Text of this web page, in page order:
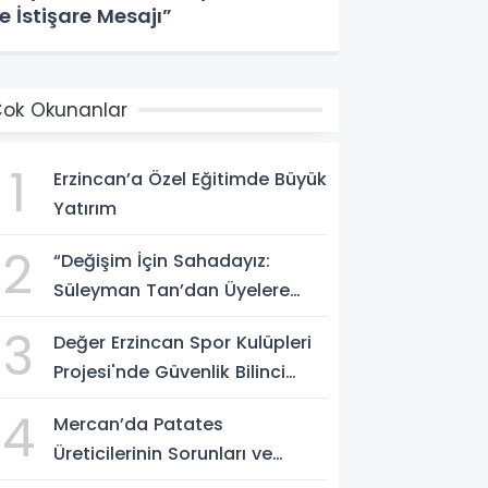
İstişare Mesajı”
Okunanlar
1
Erzincan’a Özel Eğitimde Büyük
Yatırım
2
“Değişim İçin Sahadayız:
Süleyman Tan’dan Üyelere
3
Değer Erzincan Spor Kulüpleri
Projesi'nde Güvenlik Bilinci
4
Mercan’da Patates
Üreticilerinin Sorunları ve